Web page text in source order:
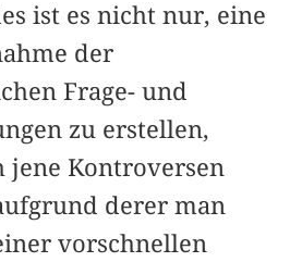
ist es nicht nur, eine
der
Frage- und
zu erstellen,
jene Kontroversen
derer man
vorschnellen